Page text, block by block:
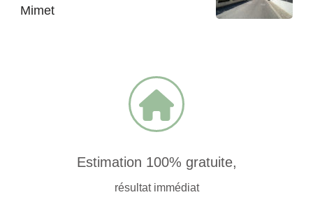
Mimet
Estimation 100% gratuite,
résultat immédiat